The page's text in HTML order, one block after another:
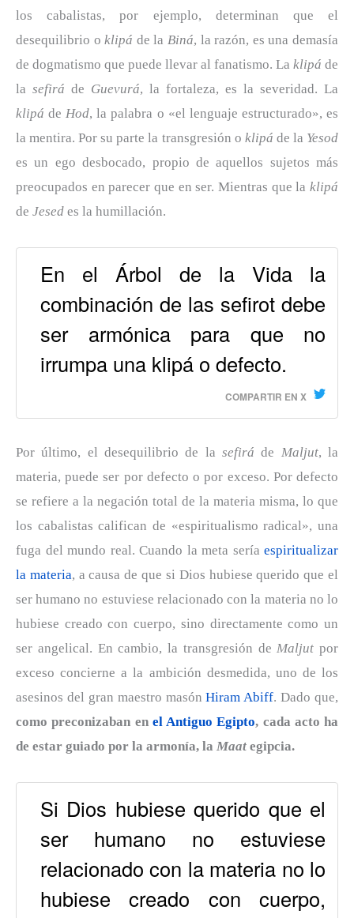
los cabalistas, por ejemplo, determinan que el
desequilibrio oklipá de laBiná, la razón, es una demasía
de dogmatismo que puede llevar al fanatismo. La klipá de
la sefirá de Guevurá, la fortaleza, es la severidad. La
klipá deHod, la palabra o «el lenguaje estructurado», es
la mentira. Por su parte la transgresión o klipá de la Yesod
es un ego desbocado, propio de aquellos sujetos más
preocupados en parecer que en ser. Mientras que la klipá
de Jesed es la humillación.
En el Árbol de la Vida la
combinación de las sefirot debe
ser armónica para que no
irrumpa una klipá o defecto.
COMPARTIR EN X
Por último, el desequilibrio de la sefirá de Maljut, la
materia, puede ser por defecto o por exceso. Por defecto
se refiere a la negación total de la materia misma, lo que
los cabalistas califican de «espiritualismo radical», una
fuga del mundo real. Cuando la meta sería espiritualizar
la materia, a causa de que si Dios hubiese querido que el
ser humano no estuviese relacionado con la materia no lo
hubiese creado con cuerpo, sino directamente como un
ser angelical. En cambio, la transgresión deMaljut por
exceso concierne a la ambición desmedida, uno de los
asesinos del gran maestro masónHiram Abiff. Dado que,
como preconizaban en el Antiguo Egipto, cada acto ha
de estar guiado por la armonía, la Maat egipcia.
Si Dios hubiese querido que el
ser humano no estuviese
relacionado con la materia no lo
hubiese creado con cuerpo,